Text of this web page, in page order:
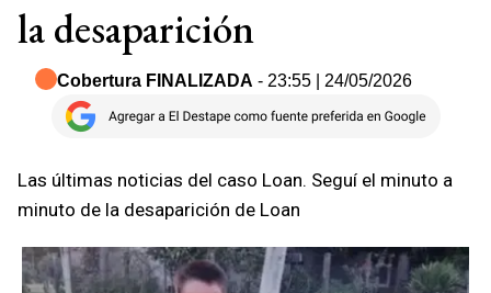
la desaparición
Cobertura FINALIZADA - 23:55 | 24/05/2026
Las últimas noticias del caso Loan. Seguí el minuto a
minuto de la desaparición de Loan